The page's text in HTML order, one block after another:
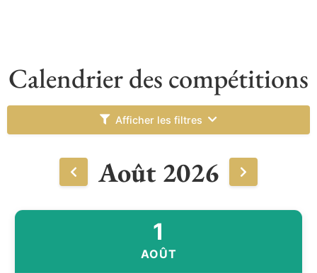
Calendrier des compétitions
Afficher les filtres
Août 2026
1
AOÛT